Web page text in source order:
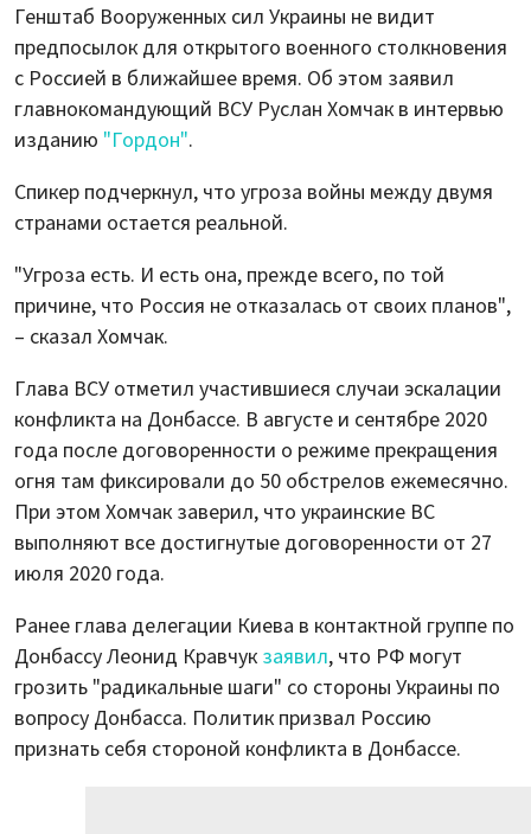
Генштаб Вооруженных сил Украины не видит
предпосылок для открытого военного столкновения
с Россией в ближайшее время. Об этом заявил
главнокомандующий ВСУ Руслан Хомчак в интервью
изданию "Гордон".
Спикер подчеркнул, что угроза войны между двумя
странами остается реальной.
"Угроза есть. И есть она, прежде всего, по той
причине, что Россия не отказалась от своих планов",
– сказал Хомчак.
Глава ВСУ отметил участившиеся случаи эскалации
конфликта на Донбассе. В августе и сентябре 2020
года после договоренности о режиме прекращения
огня там фиксировали до 50 обстрелов ежемесячно.
При этом Хомчак заверил, что украинские ВС
выполняют все достигнутые договоренности от 27
июля 2020 года.
Ранее глава делегации Киева в контактной группе по
Донбассу Леонид Кравчук заявил, что РФ могут
грозить "радикальные шаги" со стороны Украины по
вопросу Донбасса. Политик призвал Россию
признать себя стороной конфликта в Донбассе.